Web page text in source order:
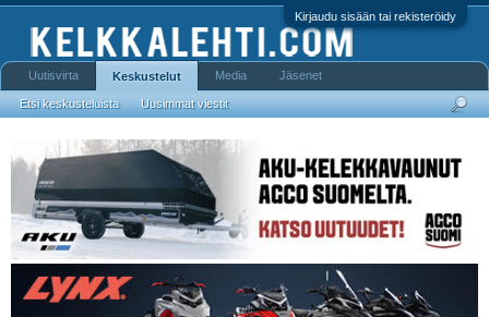
Kirjaudu sisään tai rekisteröidy
Uutisvirta Keskustelut
Etsi keskusteluista Uusimmat viestit
Media Jäsenet